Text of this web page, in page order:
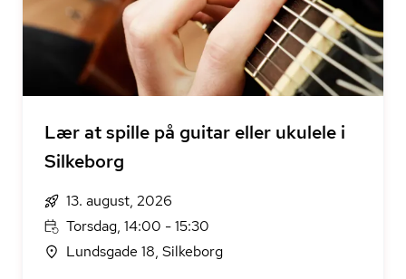
Lær at spille på guitar eller ukulele i
Silkeborg
13. august, 2026
Torsdag, 14:00 - 15:30
Lundsgade 18, Silkeborg